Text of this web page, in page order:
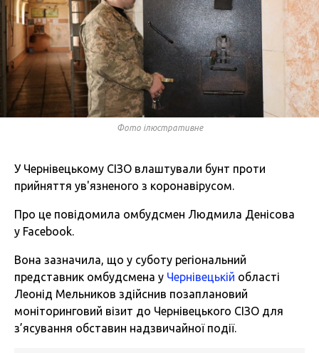
Фото ілюстративне
У Чернівецькому СІЗО влаштували бунт проти
прийняття ув'язненого з коронавірусом.
Про це повідомила омбудсмен Людмила Денісова
у Facebook.
Вона зазначила, що у суботу регіональний
представник омбудсмена у Чернівецькій області
Леонід Мельников здійснив позаплановий
моніторинговий візит до Чернівецького СІЗО для
з’ясування обставин надзвичайної події.